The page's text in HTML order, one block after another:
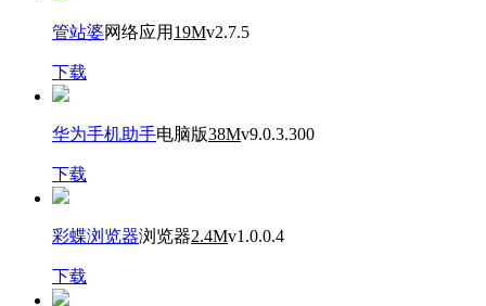
管站婆网络应用 19Mv2.7.5
下载
华为手机助手电脑版38Mv9.0.3.300
下载
彩蝶浏览器浏览器2.4Mv1.0.0.4
下载